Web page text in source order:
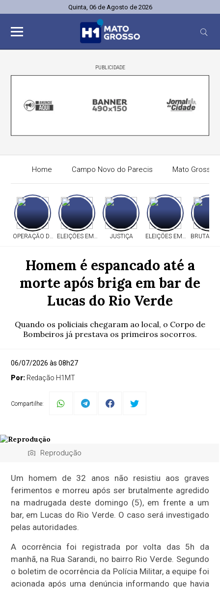
Quinta, 06 de Agosto de 2026
PUBLICIDADE
Home Campo Novo do Parecis Mato Grosso
OPERAÇÃO DA PFELEIÇÕES EM MT JUSTIÇA ELEIÇÕES EM MT
Homem é espancado até a
morte após briga em bar de
Lucas do Rio Verde
Quando os policiais chegaram ao local, o Corpo de
Bombeiros já prestava os primeiros socorros.
06/07/2026 às 08h27
Por: Redação H1MT
Compartilhe:
Reprodução
Um homem de 32 anos não resistiu aos graves
ferimentos e morreu após ser brutalmente agredido
na madrugada deste domingo (5), em frente a um
bar, em Lucas do Rio Verde. O caso será investigado
pelas autoridades.
A ocorrência foi registrada por volta das 5h da
manhã, na Rua Sarandi, no bairro Rio Verde. Segundo
o boletim de ocorrência da Polícia Militar, a equipe foi
acionada após uma denúncia informando que havia